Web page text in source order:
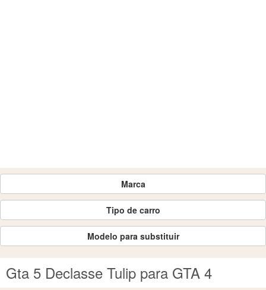
Marca
Tipo de carro
Modelo para substituir
Gta 5 Declasse Tulip para GTA 4